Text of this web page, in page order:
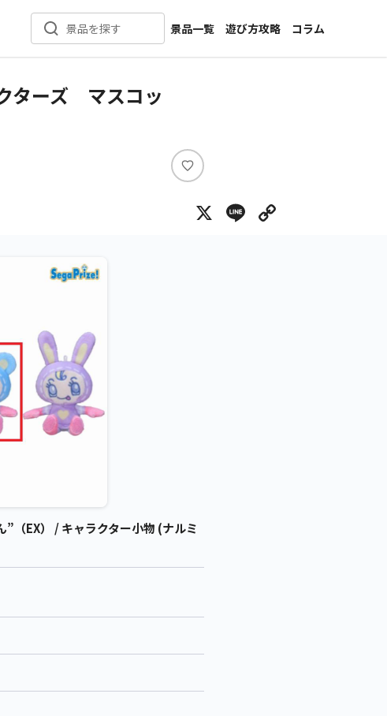
景品を探す
景品一覧
新着景品
遊び方攻略
コラム
インタビュー
ターズ マスコッ
い
ね
X Line
（EX） / キャラクター小物 (ナルミ